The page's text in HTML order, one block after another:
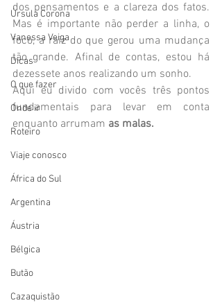
Úrsula Corona
Vanessa Veiga
Dicas
O que fazer
Onde ir
Roteiro
Viaje conosco
África do Sul
Argentina
Áustria
Bélgica
Butão
Cazaquistão
dos pensamentos e a clareza dos fatos.
Mas é importante não perder a linha, o
foco, a raiz do que gerou uma mudança
tão grande. Afinal de contas, estou há
dezessete anos realizando um sonho.
Aqui eu divido com vocês três pontos
fundamentais para levar em conta
enquanto arrumam as malas.